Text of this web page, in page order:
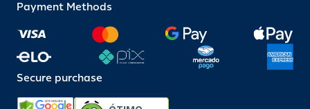
Payment Methods
Secure purchase